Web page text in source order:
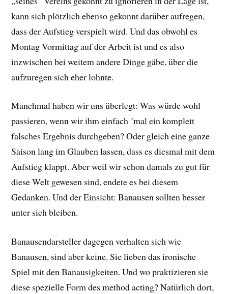
kann sich plötzlich ebenso gekonnt darüber aufregen,
dass der Aufstieg verspielt wird. Und das obwohl es
Montag Vormittag auf der Arbeit ist und es also
inzwischen bei weitem andere Dinge gäbe, über die
aufzuregen sich eher lohnte.
Manchmal haben wir uns überlegt: Was würde wohl
passieren, wenn wir ihm einfach ´mal ein komplett
falsches Ergebnis durchgeben? Oder gleich eine ganze
Saison lang im Glauben lassen, dass es diesmal mit dem
Aufstieg klappt. Aber weil wir schon damals zu gut für
diese Welt gewesen sind, endete es bei diesem
Gedanken. Und der Einsicht: Banausen sollten besser
unter sich bleiben.
Banausendarsteller dagegen verhalten sich wie
Banausen, sind aber keine. Sie lieben das ironische
Spiel mit den Banausigkeiten. Und wo praktizieren sie
diese spezielle Form des method acting? Natürlich dort,